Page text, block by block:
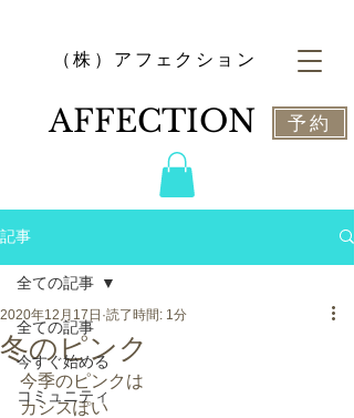
​（株）アフェクション
​AFFECTION 予約
記事
全ての記事
今すぐ始める
コミュニティ
全ての記事
冬のピンク
2020年12月17日 読了時間: 1分
今季のピンクは
カシスぽい